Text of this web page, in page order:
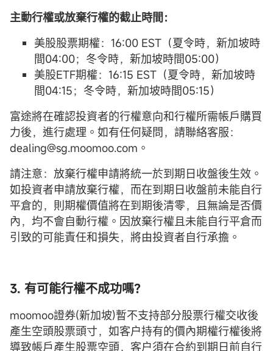
主動行權或放棄行權的截止時間：
美股股票期權：16:00 EST（夏令時，新加坡時
間04:00；冬令時，新加坡時間05:00）
美股ETF期權：16:15 EST（夏令時，新加坡時
間04:15；冬令時，新加坡時間05:15）
富途將在確認投資者的行權意向和行權所需帳戶購買
力後，進行處理。如有任何疑問，請聯絡客服：
dealing@sg.moomoo.com。
請注意：放棄行權申請將統一於到期日收盤後生效。
如投資者申請放棄行權，而在到期日收盤前未能自行
平倉的，則期權價值將在到期後清零，且無論是否價
內，均不會自動行權。因放棄行權且未能自行平倉而
引致的可能責任和損失，將由投資者自行承擔。
3. 有可能行權不成功嗎？
moomoo證券(新加坡)暫不支持部分股票行權交收後
產生空頭股票頭寸，如客户持有的價內期權行權後將
導致帳戶產生股票空頭，客户須在合約到期日前自行